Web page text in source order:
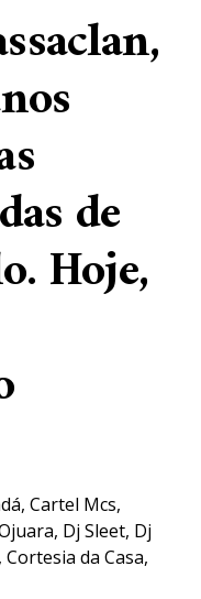
de
Hoje,
Cartel Mcs,
Dj Sleet, Dj
da Casa,